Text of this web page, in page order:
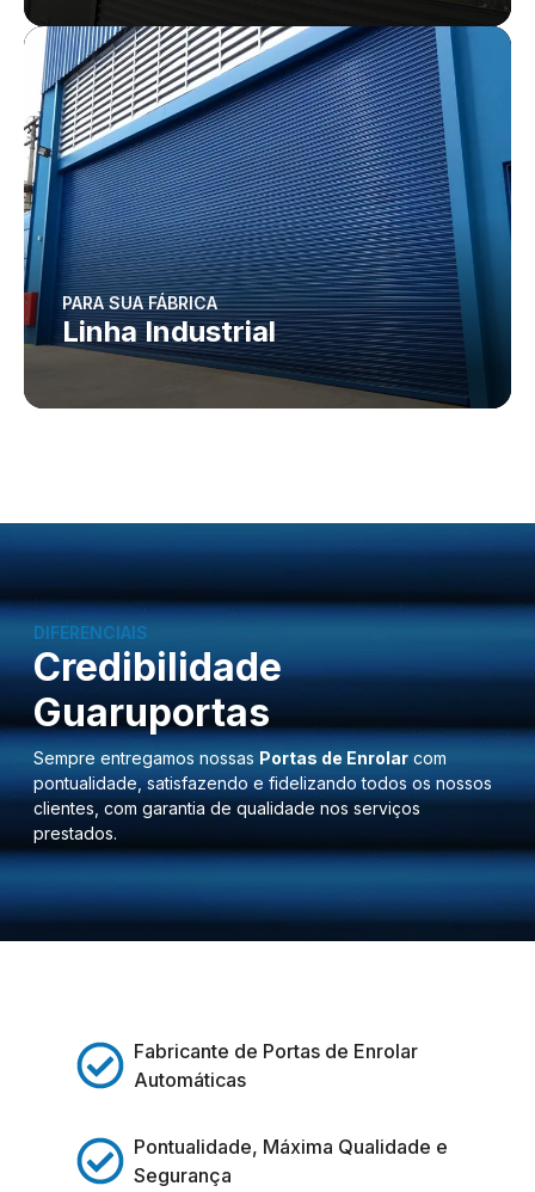
PARA SUA FÁBRICA
Linha Industrial
DIFERENCIAIS
Credibilidade
Guaruportas
Sempre entregamos nossas Portas de Enrolar com
pontualidade, satisfazendo e fidelizando todos os nossos
clientes, com garantia de qualidade nos serviços
prestados.
Fabricante de Portas de Enrolar
Automáticas
Pontualidade, Máxima Qualidade e
Segurança